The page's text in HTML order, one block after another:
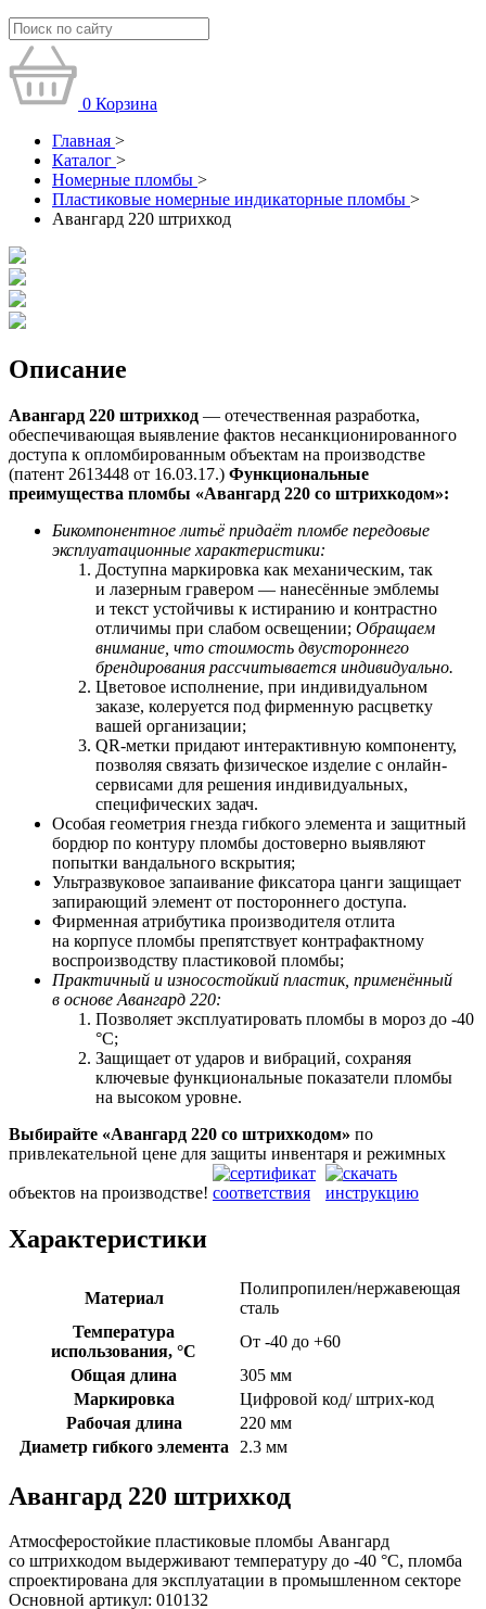
0 Корзина
Главная >
Каталог >
Номерные пломбы >
Пластиковые номерные индикаторные пломбы >
Авангард 220 штрихкод
Описание
Авангард 220 штрихкод — отечественная разработка,
обеспечивающая выявление фактов несанкционированного
доступа к опломбированным объектам на производстве
(патент 2613448 от 16.03.17.) Функциональные
преимущества пломбы «Авангард 220 со штрихкодом»:
Бикомпонентное литьё придаёт пломбе передовые
эксплуатационные характеристики:
Доступна маркировка как механическим, так
и лазерным гравером — нанесённые эмблемы
и текст устойчивы к истиранию и контрастно
отличимы при слабом освещении; Обращаем
внимание, что стоимость двустороннего
брендирования рассчитывается индивидуально.
Цветовое исполнение, при индивидуальном
заказе, колеруется под фирменную расцветку
вашей организации;
QR-метки придают интерактивную компоненту,
позволяя связать физическое изделие с онлайн-
сервисами для решения индивидуальных,
специфических задач.
Особая геометрия гнезда гибкого элемента и защитный
бордюр по контуру пломбы достоверно выявляют
попытки вандального вскрытия;
Ультразвуковое запаивание фиксатора цанги защищает
запирающий элемент от постороннего доступа.
Фирменная атрибутика производителя отлита
на корпусе пломбы препятствует контрафактному
воспроизводству пластиковой пломбы;
Практичный и износостойкий пластик, применённый
в основе Авангард 220:
Позволяет эксплуатировать пломбы в мороз до -40
°С;
Защищает от ударов и вибраций, сохраняя
ключевые функциональные показатели пломбы
на высоком уровне.
Выбирайте «Авангард 220 со штрихкодом» по
привлекательной цене для защиты инвентаря и режимных
объектов на производстве!
Характеристики
Материал
Полипропилен/нержавеющая
сталь
Температура
использования, °C
От -40 до +60
Общая длина
305 мм
Маркировка
Цифровой код/ штрих-код
Рабочая длина
220 мм
Диаметр гибкого элемента
2.3 мм
Авангард 220 штрихкод
Атмосферостойкие пластиковые пломбы Авангард
со штрихкодом выдерживают температуру до -40 °C, пломба
спроектирована для эксплуатации в промышленном секторе
Основной артикул: 010132